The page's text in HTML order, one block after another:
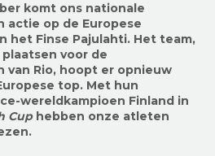
komt ons nationale
actie op de Europese
het Finse Pajulahti. Hetteam,
plaatsenvoor de
van Rio, hoopt er opnieuw
top. Met hun
wereldkampioen Finland in
Cup hebben onze atleten